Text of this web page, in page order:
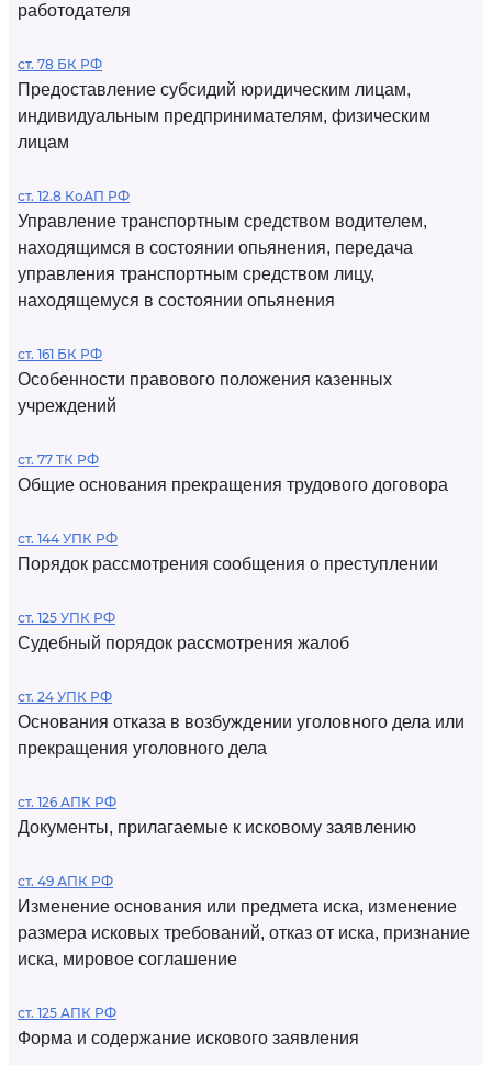
работодателя
ст. 78 БК РФ
Предоставление субсидий юридическим лицам,
индивидуальным предпринимателям, физическим
лицам
ст. 12.8 КоАП РФ
Управление транспортным средством водителем,
находящимся в состоянии опьянения, передача
управления транспортным средством лицу,
находящемуся в состоянии опьянения
ст. 161 БК РФ
Особенности правового положения казенных
учреждений
ст. 77 ТК РФ
Общие основания прекращения трудового договора
ст. 144 УПК РФ
Порядок рассмотрения сообщения о преступлении
ст. 125 УПК РФ
Судебный порядок рассмотрения жалоб
ст. 24 УПК РФ
Основания отказа в возбуждении уголовного дела или
прекращения уголовного дела
ст. 126 АПК РФ
Документы, прилагаемые к исковому заявлению
ст. 49 АПК РФ
Изменение основания или предмета иска, изменение
размера исковых требований, отказ от иска, признание
иска, мировое соглашение
ст. 125 АПК РФ
Форма и содержание искового заявления